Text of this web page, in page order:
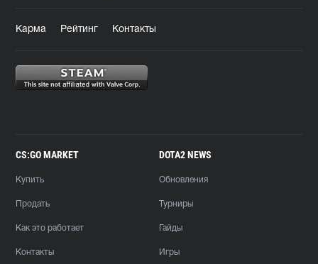
Карма Рейтинг Контакты
CS:GO MARKET
Купить
Продать
Как это работает
Контакты
DOTA2 NEWS
Обновления
Турниры
Гайды
Игры